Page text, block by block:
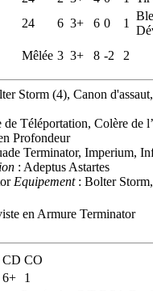
24 6 3+ 6 0 1
Mêlée 3 3+ 8 -2 2
Storm (4), Canon
de Téléportation, Colère de
Profondeur
Terminator, Imperium,
: Adeptus Astartes
Equipement: Bolter
en Armure Terminator
CD CO
6+
1